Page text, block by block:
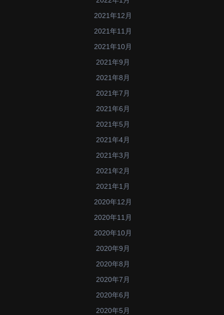
2021年12月
2021年11月
2021年10月
2021年9月
2021年8月
2021年7月
2021年6月
2021年5月
2021年4月
2021年3月
2021年2月
2021年1月
2020年12月
2020年11月
2020年10月
2020年9月
2020年8月
2020年7月
2020年6月
2020年5月